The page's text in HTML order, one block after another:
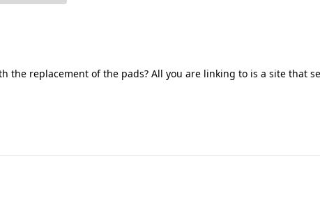
the replacement of the pads? All you are linking to is a site that